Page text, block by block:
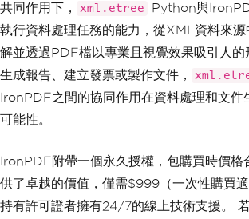
共同作用下， xml.etree
Python與
執行資料處理任務的能力，從XML資料來源
解並透過PDF檔以專業且視覺效果吸引人的
生成報告、建立發票或製作文件，
IronPDF之間的協同作用在資料處理和文件
可能性。
IronPDF附帶一個永久授權，包購買時價格
供了卓越的價值，僅需$999（一次性購買適
持有許可證者擁有24/7的線上技術支援。